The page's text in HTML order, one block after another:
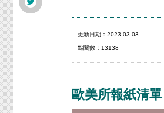
更新日期：2023-03-03
點閱數：13138
歐美所報紙清單